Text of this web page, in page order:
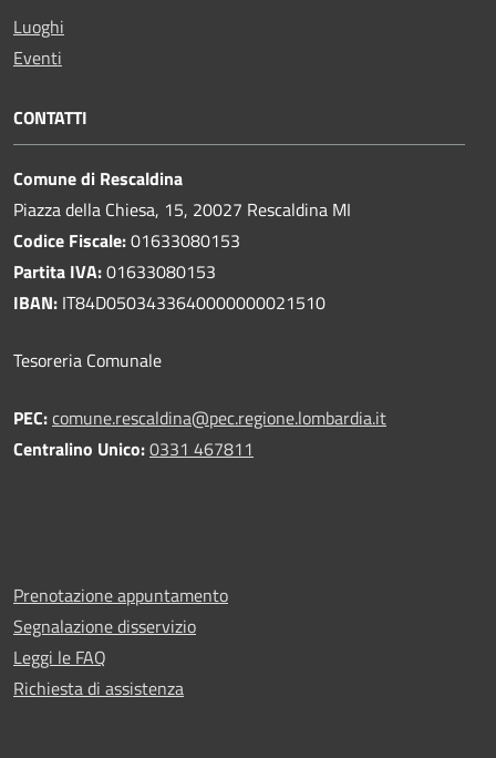
Luoghi
Eventi
CONTATTI
Comune di Rescaldina
Piazza della Chiesa, 15, 20027 Rescaldina MI
Codice Fiscale:01633080153
Partita IVA:01633080153
IBAN: IT84D0503433640000000021510
Tesoreria Comunale
PEC:comune.rescaldina@pec.regione.lombardia.it
Centralino Unico:0331 467811
Prenotazione appuntamento
Segnalazione disservizio
Leggi le FAQ
Richiesta di assistenza